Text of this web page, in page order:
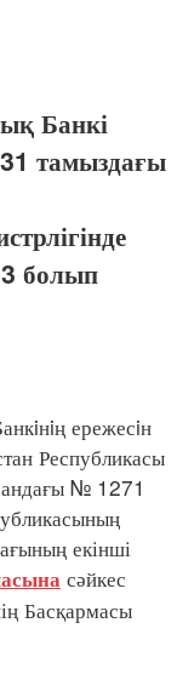
Банкі
тамыздағы
болып
ережесiн
Республикасы
№ 1271
екінші
сәйкес
Басқармасы